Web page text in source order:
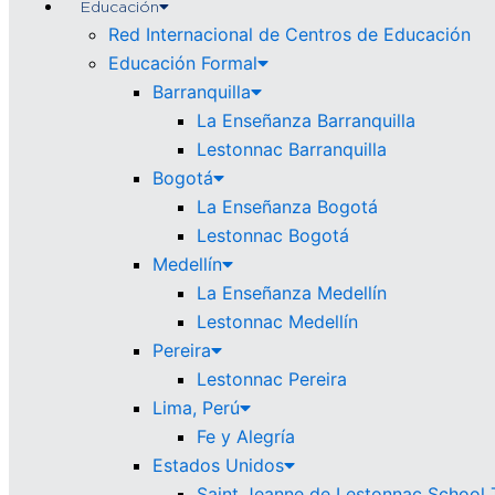
Educación
Red Internacional de Centros de Educación
Educación Formal
Barranquilla
La Enseñanza Barranquilla
Lestonnac Barranquilla
Bogotá
La Enseñanza Bogotá
Lestonnac Bogotá
Medellín
La Enseñanza Medellín
Lestonnac Medellín
Pereira
Lestonnac Pereira
Lima, Perú
Fe y Alegría
Estados Unidos